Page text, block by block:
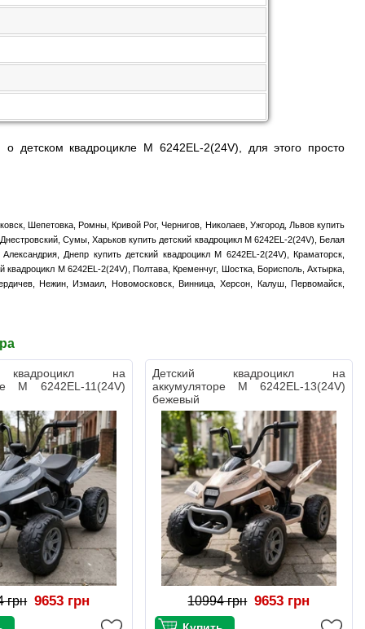
детском квадроцикле M 6242EL-2(24V), для этого просто
Шепетовка, Ромны, Кривой Рог, Чернигов, Николаев, Ужгород, Львов купить
Сумы, Харьков купить детский квадроцикл M 6242EL-2(24V), Белая
Днепр купить детский квадроцикл M 6242EL-2(24V), Краматорск,
M 6242EL-2(24V), Полтава, Кременчуг, Шостка, Борисполь, Ахтырка,
Нежин, Измаил, Новомосковск, Винница, Херсон, Калуш, Первомайск,
квадроцикл на
M 6242EL-11(24V)
грн 9653 грн
Детский квадроцикл на
аккумуляторе M 6242EL-13(24V)
бежевый
10994 грн 9653 грн